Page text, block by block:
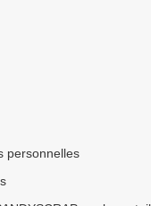
personnelles